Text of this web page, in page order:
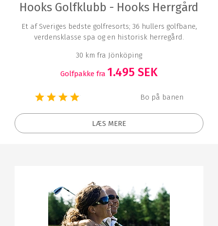
Hooks Golfklubb - Hooks Herrgård
Et af Sveriges bedste golfresorts; 36 hullers golfbane,
verdensklasse spa og en historisk herregård.
30 km fra Jönköping
Golfpakke fra 1.495 SEK
Bo på banen
LÆS MERE